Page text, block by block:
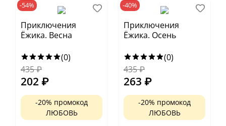
-54%
Приключения
Ёжика. Весна
(0)
435₽
202 ₽
-20% промокод
ЛЮБОВЬ
-40%
Приключения
Ёжика. Осень
(0)
435₽
263 ₽
-20% промокод
ЛЮБОВЬ